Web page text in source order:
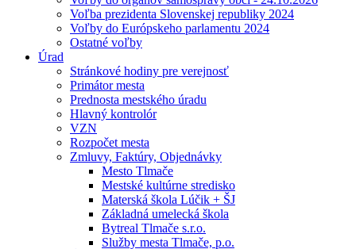
Voľba prezidenta Slovenskej republiky 2024
Voľby do Európskeho parlamentu 2024
Ostatné voľby
Úrad
Stránkové hodiny pre verejnosť
Primátor mesta
Prednosta mestského úradu
Hlavný kontrolór
VZN
Rozpočet mesta
Zmluvy, Faktúry, Objednávky
Mesto Tlmače
Mestské kultúrne stredisko
Materská škola Lúčik + ŠJ
Základná umelecká škola
Bytreal Tlmače s.r.o.
Služby mesta Tlmače, p.o.